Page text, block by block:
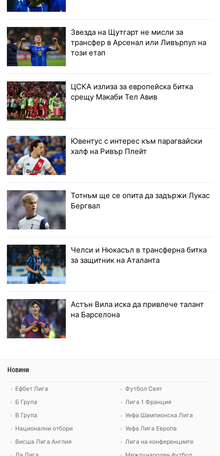
Звезда на Щутгарт не мисли за
трансфер в Арсенал или Ливърпул на
този етап
ЦСКА излиза за европейска битка
срещу Макаби Тел Авив
Ювентус с интерес към парагвайски
халф на Ривър Плейт
Тотнъм ще се опита да задържи Лукас
Бергвал
Челси и Нюкасъл в трансферна битка
за защитник на Аталанта
Астън Вила иска да привлече талант
на Барселона
Новини
Ефбет Лига
Б Група
В Група
Национални отбори
Висша Лига Англия
Футбол Свят
Лига 1 Франция
Уефа Шампионска Лига
Уефа Лига Европа
Лига на конференциите